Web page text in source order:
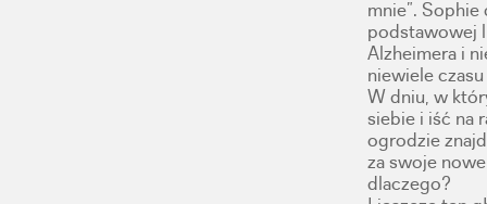
mnie”. Sophie
podstawowej
Alzheimera i
niewiele
W dniu, w
siebie i iść na
ogrodzie
za swoje
dlaczego?